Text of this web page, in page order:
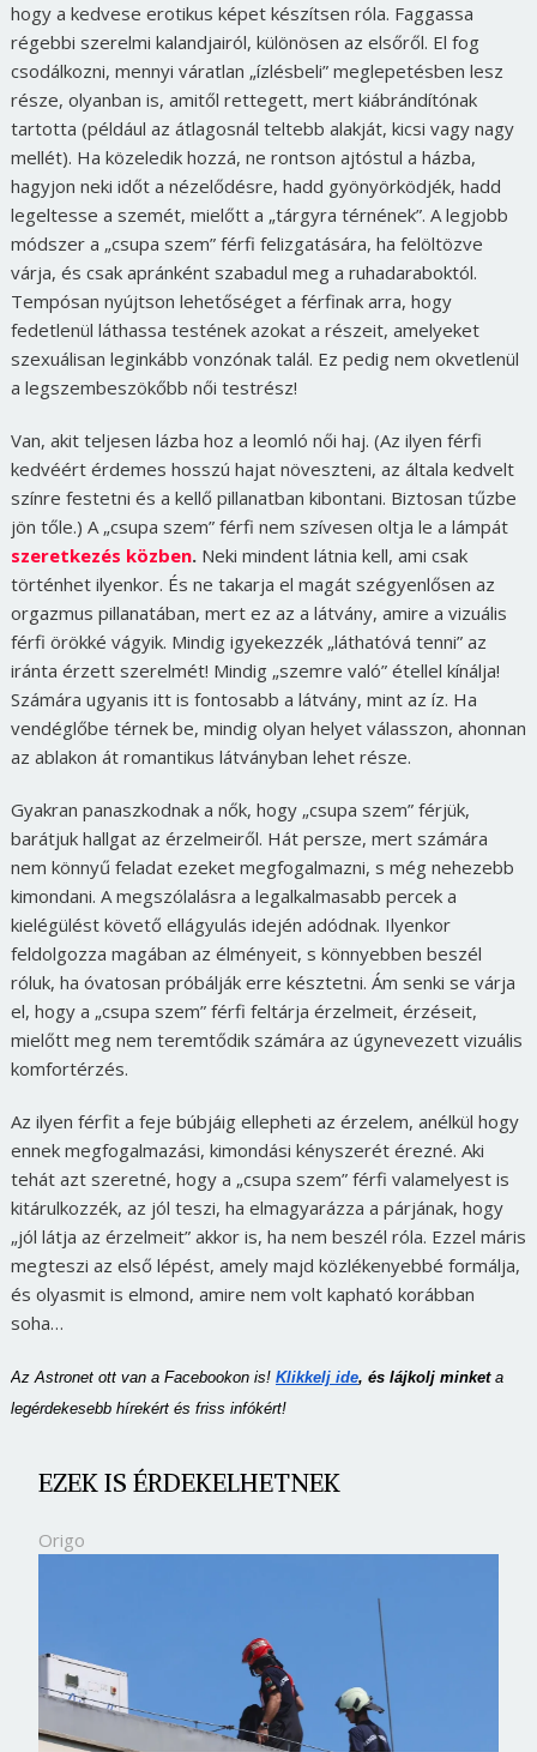
hogy a kedvese erotikus képet készítsen róla. Faggassa
régebbi szerelmi kalandjairól, különösen az elsőről. El fog
csodálkozni, mennyi váratlan „ízlésbeli” meglepetésben lesz
része, olyanban is, amitől rettegett, mert kiábrándítónak
tartotta (például az átlagosnál teltebb alakját, kicsi vagy nagy
mellét). Ha közeledik hozzá, ne rontson ajtóstul a házba,
hagyjon neki időt a nézelődésre, hadd gyönyörködjék, hadd
legeltesse a szemét, mielőtt a „tárgyra térnének”. A legjobb
módszer a „csupa szem” férfi felizgatására, ha felöltözve
várja, és csak apránként szabadul meg a ruhadaraboktól.
Tempósan nyújtson lehetőséget a férfinak arra, hogy
fedetlenül láthassa testének azokat a részeit, amelyeket
szexuálisan leginkább vonzónak talál. Ez pedig nem okvetlenül
a legszembeszökőbb női testrész!
Van, akit teljesen lázba hoz a leomló női haj. (Az ilyen férfi
kedvéért érdemes hosszú hajat növeszteni, az általa kedvelt
színre festetni és a kellő pillanatban kibontani. Biztosan tűzbe
jön tőle.) A „csupa szem” férfi nem szívesen oltja le a lámpát
szeretkezés közben.Neki mindent látnia kell, ami csak
történhet ilyenkor. És ne takarja el magát szégyenlősen az
orgazmus pillanatában, mert ez az a látvány, amire a vizuális
férfi örökké vágyik. Mindig igyekezzék „láthatóvá tenni” az
iránta érzett szerelmét! Mindig „szemre való” étellel kínálja!
Számára ugyanis itt is fontosabb a látvány, mint az íz. Ha
vendéglőbe térnek be, mindig olyan helyet válasszon, ahonnan
az ablakon át romantikus látványban lehet része.
Gyakran panaszkodnak a nők, hogy „csupa szem” férjük,
barátjuk hallgat az érzelmeiről. Hát persze, mert számára
nem könnyű feladat ezeket megfogalmazni, s még nehezebb
kimondani. A megszólalásra a legalkalmasabb percek a
kielégülést követő ellágyulás idején adódnak. Ilyenkor
feldolgozza magában az élményeit, s könnyebben beszél
róluk, ha óvatosan próbálják erre késztetni. Ám senki se várja
el, hogy a „csupa szem” férfi feltárja érzelmeit, érzéseit,
mielőtt meg nem teremtődik számára az úgynevezett vizuális
komfortérzés.
Az ilyen férfit a feje búbjáig ellepheti az érzelem, anélkül hogy
ennek megfogalmazási, kimondási kényszerét érezné. Aki
tehát azt szeretné, hogy a „csupa szem” férfi valamelyest is
kitárulkozzék, az jól teszi, ha elmagyarázza a párjának, hogy
„jól látja az érzelmeit” akkor is, ha nem beszél róla. Ezzel máris
megteszi az első lépést, amely majd közlékenyebbé formálja,
és olyasmit is elmond, amire nem volt kapható korábban
soha…
Az Astronet ott van a Facebookon is! Klikkelj ide, és lájkolj minket a
legérdekesebb hírekért és friss infókért!
EZEK IS ÉRDEKELHETNEK
Origo